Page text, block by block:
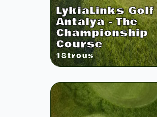
LykiaLinks Golf
Antalya - The
Championship
Course
18trous